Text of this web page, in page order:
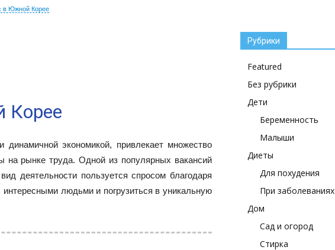
в Южной Корее
Корее
экономикой, привлекает множество
на рынке труда. Одной из популярных вакансий
деятельности пользуется спросом благодаря
людьми и погрузиться в уникальную
Рубрики
Featured
Без рубрики
Дети
Беременность
Малыши
Диеты
Для похудения
При заболеваниях
Дом
Сад и огород
Стирка